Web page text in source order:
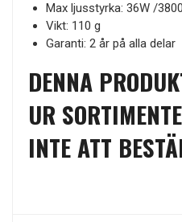
Max ljusstyrka: 36W /
Vikt: 110 g
Garanti: 2 år på alla delar
DENNA
UR
INTE ATT